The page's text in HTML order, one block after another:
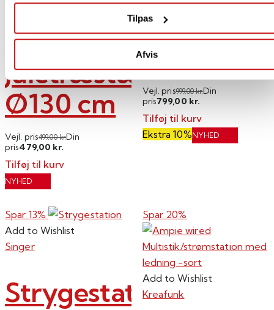
Tilpas
Afvis
Hammershøi
Juletræstæppe
Ø130 cm
Vejl. pris499,00kr.Din
pris479,00 kr.
Tilføj til kurv
NYHED
Multi
Vejl. pris999,00kr.Din
pris799,00 kr.
Tilføj til kurv
Ekstra 10%NYHED
Spar 13%
Add to Wishlist
Singer
Strygestation
Spar 20%
Add to Wishlist
Kreafunk